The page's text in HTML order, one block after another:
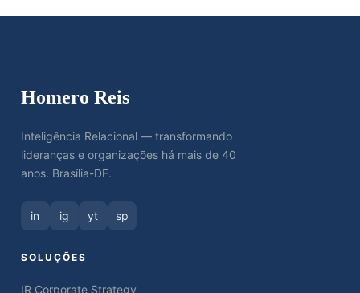
Homero Reis
Inteligência Relacional — transformando
lideranças e organizações há mais de 40
anos. Brasília-DF.
in ig yt sp
SOLUÇÕES
IR Corporate Strategy